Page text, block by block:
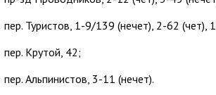
пер. Туристов, 1-9/139 (нечет), 2-62 (чет),
пер. Крутой, 42;
пер. Альпинистов, 3-11 (нечет).